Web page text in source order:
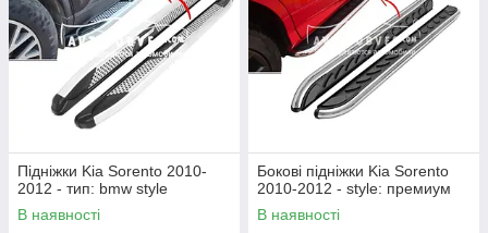
Підніжки Kia Sorento 2010-
2012 - тип: bmw style
В наявності
Бокові підніжки Kia Sorento
2010-2012 - style: премиум
В наявності